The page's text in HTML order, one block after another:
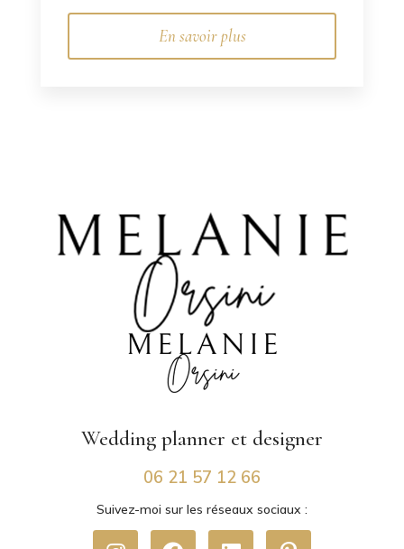
En savoir plus
Wedding planner et designer
06 21 57 12 66
Suivez-moi sur les réseaux sociaux :